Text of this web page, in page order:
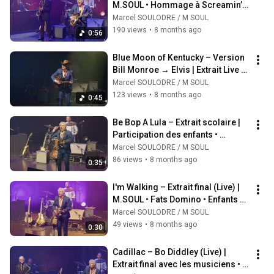
0:56
M.SOUL • Hommage à Screamin’
Jay Hawkins (1956)
Marcel SOULODRE / M SOUL
190 views • 8 months ago
0:45
Blue Moon of Kentucky – Version
Bill Monroe → Elvis | Extrait Live •
M.SOUL & Jupiter
Marcel SOULODRE / M SOUL
123 views • 8 months ago
0:35
Be Bop A Lula – Extrait scolaire |
Participation des enfants •
M.SOUL (Live)
Marcel SOULODRE / M SOUL
86 views • 8 months ago
0:30
I'm Walking – Extrait final (Live) |
M.SOUL • Fats Domino • Enfants en
folie !
Marcel SOULODRE / M SOUL
49 views • 8 months ago
Cadillac – Bo Diddley (Live) |
Extrait final avec les musiciens •